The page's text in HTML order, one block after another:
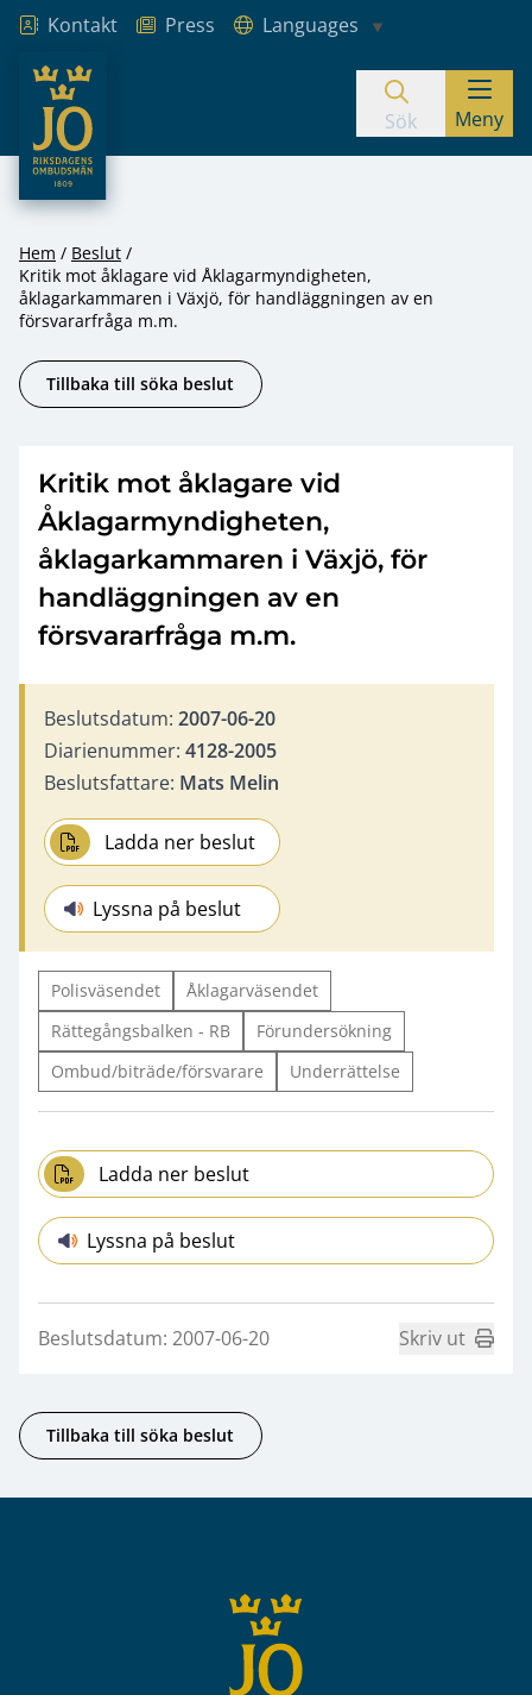
Hoppa till innehåll
Kontakt Press
Languages
JO – Riksdagens Ombudsmän
Sök Meny
Hem
Beslut
Kritik mot åklagare vid Åklagarmyndigheten,
åklagarkammaren i Växjö, för handläggningen av en
försvararfråga m.m.
Tillbaka till söka beslut
Kritik mot åklagare vid
Åklagarmyndigheten,
åklagarkammaren i Växjö, för
handläggningen av en
försvararfråga m.m.
Beslutsdatum: 2007-06-20
Diarienummer: 4128-2005
Beslutsfattare: Mats Melin
Ladda ner beslut
Lyssna på beslut
Polisväsendet
Åklagarväsendet
Rättegångsbalken - RB
Förundersökning
Ombud/biträde/försvarare
Underrättelse
Ladda ner beslut
Lyssna på beslut
Beslutsdatum: 2007-06-20 Skriv ut
Tillbaka till söka beslut